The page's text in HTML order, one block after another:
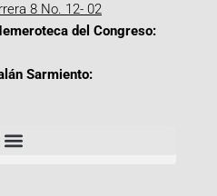
8 No. 12- 02
del Congreso:
Sarmiento: